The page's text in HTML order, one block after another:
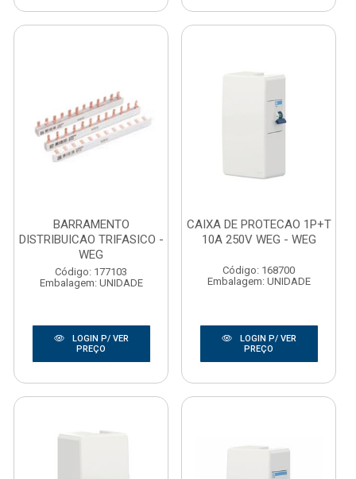
BARRAMENTO
DISTRIBUICAO TRIFASICO -
WEG
Código: 177103
Embalagem: UNIDADE
LOGIN P/ VER
PREÇO
CAIXA DE PROTECAO 1P+T
10A 250V WEG - WEG
Código: 168700
Embalagem: UNIDADE
LOGIN P/ VER
PREÇO